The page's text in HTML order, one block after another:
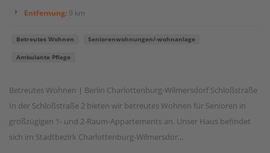
Entfernung: 9 km
Betreutes Wohnen Seniorenwohnungen/-wohnanlage
Ambulante Pflege
Betreutes Wohnen | Berlin Charlottenburg-Wilmersdorf Schloßstraße
In der Schloßstraße 2 bieten wir betreutes Wohnen für Senioren in
großzügigen 1- und 2-Raum-Appartements an. Unser Haus befindet
sich im Stadtbezirk Charlottenburg-Wilmersdor...